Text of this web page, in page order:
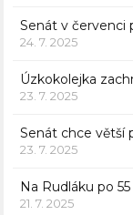
Senát v červenci
24. 7. 2025
Úzkokolejka
23. 7. 2025
Senát chce větší
23. 7. 2025
Na Rudláku po
21. 7. 2025